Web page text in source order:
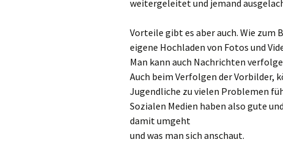
weitergeleitet und jemand
Vorteile gibt es aber auch. Wie zum
eigene Hochladen von Fotos und
Man kann auch Nachrichten
Auch beim Verfolgen der Vorbilder,
Jugendliche zu vielen Problemen
Sozialen Medien haben also gute
damit umgeht
und was man sich anschaut.